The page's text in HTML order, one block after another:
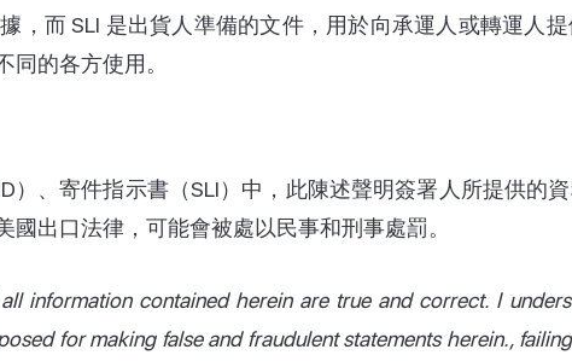
，而 SLI 是出貨人準備的文件，用於向承運人或轉運人
的各方使用。
）、寄件指示書（SLI）中，此陳述聲明簽署人所提供的
出口法律，可能會被處以民事和刑事處罰。
information contained herein are true and correct. I
for making false and fraudulent statements herein.,